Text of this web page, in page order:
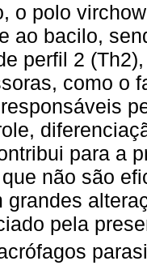
o polo
ao bacilo,
perfil 2
como o
para a
não são
grandes
pela